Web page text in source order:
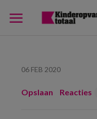
06 FEB 2020
Opslaan Reacties